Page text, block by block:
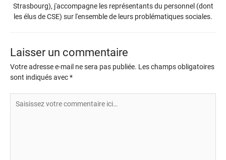
Strasbourg), j'accompagne les représentants du personnel (dont
les élus de CSE) sur l'ensemble de leurs problématiques sociales.
Laisser un commentaire
Votre adresse e-mail ne sera pas publiée. Les champs obligatoires
sont indiqués avec*
votre